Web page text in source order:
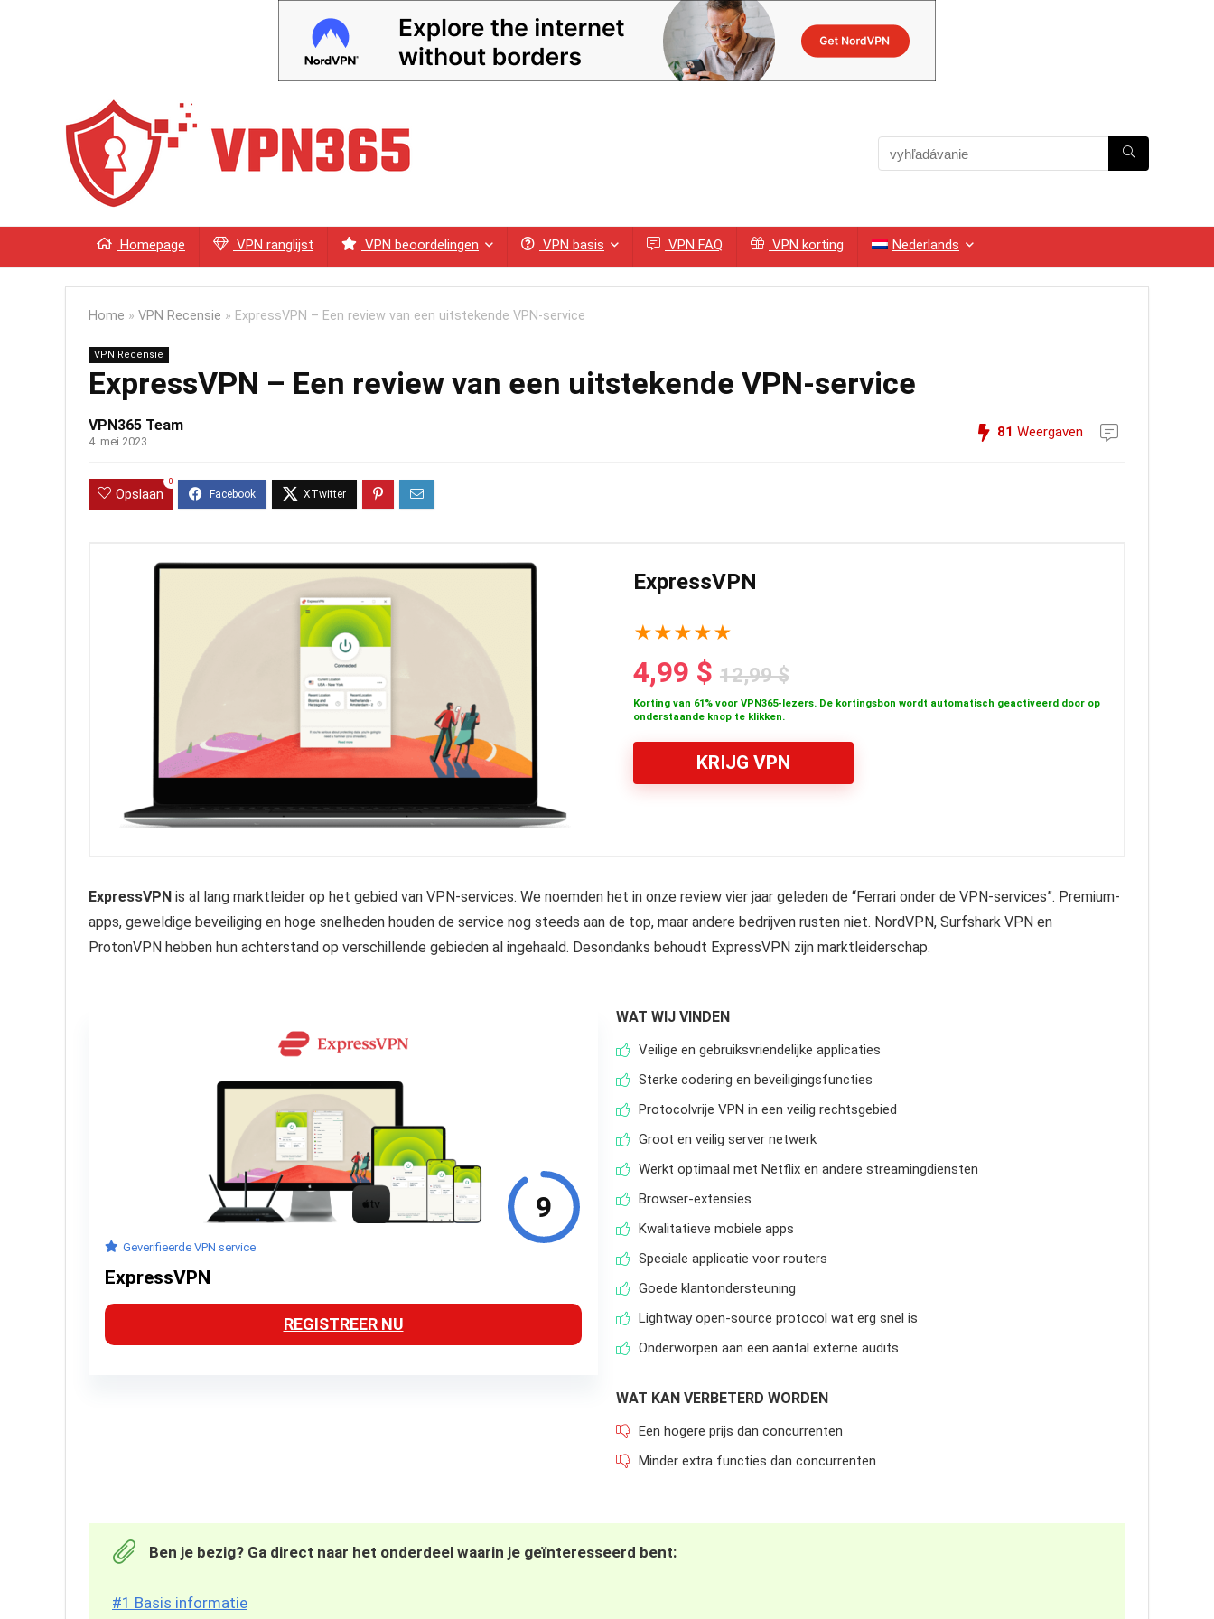
Homepage VPN ranglijst VPN beoordelingen VPN basis VPN FAQ VPN korting Nederlands
Home » VPN Recensie » ExpressVPN – Een review van een uitstekende VPN-service
VPN Recensie
ExpressVPN – Een review van een uitstekende VPN-service
VPN365 Team
4. mei 2023
81 Weergaven
Opslaan
0
ExpressVPN
★★★★★
4,99 $ 12,99 $
Korting van 61% voor VPN365-lezers. De kortingsbon wordt automatisch geactiveerd door op
onderstaande knop te klikken.
KRIJG VPN
ExpressVPN is al lang marktleider op het gebied van VPN-services. We noemden het in onze review vier jaar geleden de “Ferrari onder de VPN-services”. Premium-
apps, geweldige beveiliging en hoge snelheden houden de service nog steeds aan de top, maar andere bedrijven rusten niet. NordVPN, Surfshark VPN en
ProtonVPN hebben hun achterstand op verschillende gebieden al ingehaald. Desondanks behoudt ExpressVPN zijn marktleiderschap.
9
Geverifieerde VPN service
ExpressVPN
REGISTREER NU
WAT WIJ VINDEN
Veilige en gebruiksvriendelijke applicaties
Sterke codering en beveiligingsfuncties
Protocolvrije VPN in een veilig rechtsgebied
Groot en veilig server netwerk
Werkt optimaal met Netflix en andere streamingdiensten
Browser-extensies
Kwalitatieve mobiele apps
Speciale applicatie voor routers
Goede klantondersteuning
Lightway open-source protocol wat erg snel is
Onderworpen aan een aantal externe audits
WAT KAN VERBETERD WORDEN
Een hogere prijs dan concurrenten
Minder extra functies dan concurrenten
Ben je bezig? Ga direct naar het onderdeel waarin je geïnteresseerd bent:
#1 Basis informatie